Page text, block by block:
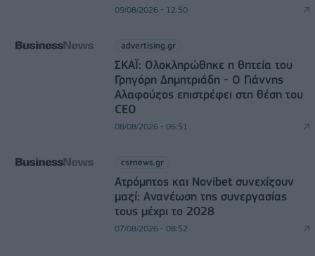
09/08/2026 - 12:50
advertising.gr
ΣΚΑΪ: Ολοκληρώθηκε η θητεία του
Γρηγόρη Δημητριάδη - Ο Γιάννης
Αλαφούζος επιστρέφει στη θέση του
CEO
08/08/2026 - 06:51
csrnews.gr
Ατρόμητος και Novibet συνεχίζουν
μαζί: Ανανέωση της συνεργασίας
τους μέχρι το 2028
07/08/2026 - 08:52